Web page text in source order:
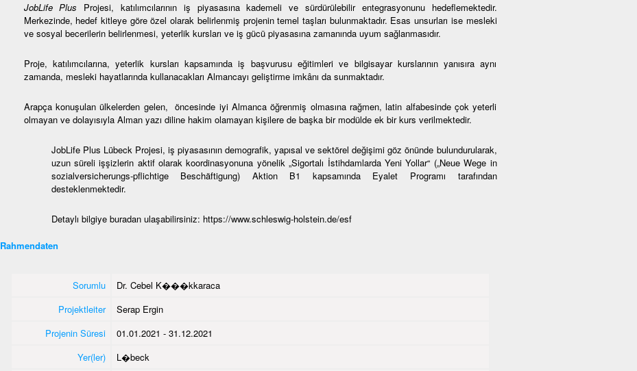
JobLife Plus Projesi, katılımcılarının iş piyasasına kademeli ve sürdürülebilir entegrasyonunu hedeflemektedir.
Merkezinde, hedef kitleye göre özel olarak belirlenmiş projenin temel taşları bulunmaktadır. Esas unsurları ise mesleki
ve sosyal becerilerin belirlenmesi, yeterlik kursları ve iş gücü piyasasına zamanında uyum sağlanmasıdır.
Proje, katılımcılarına, yeterlik kursları kapsamında iş başvurusu eğitimleri ve bilgisayar kurslarının yanısıra aynı
zamanda, mesleki hayatlarında kullanacakları Almancayı geliştirme imkânı da sunmaktadır.
Arapça konuşulan ülkelerden gelen, öncesinde iyi Almanca öğrenmiş olmasına rağmen, latin alfabesinde çok yeterli
olmayan ve dolayısıyla Alman yazı diline hakim olamayan kişilere de başka bir modülde ek bir kurs verilmektedir.
JobLife Plus Lübeck Projesi, iş piyasasının demografik, yapısal ve sektörel değişimi göz önünde bulundurularak,
uzun süreli işşizlerin aktif olarak koordinasyonuna yönelik „Sigortalı İstihdamlarda Yeni Yollar“ („Neue Wege in
sozialversicherungs-pflichtige Beschäftigung) Aktion B1 kapsamında Eyalet Programı tarafından
desteklenmektedir.
Detaylı bilgiye buradan ulaşabilirsiniz: https://www.schleswig-holstein.de/esf
Rahmendaten
Sorumlu
Dr. Cebel K���kkaraca
Projektleiter
Serap Ergin
Projenin Süresi
01.01.2021 - 31.12.2021
Yer(ler)
L�beck